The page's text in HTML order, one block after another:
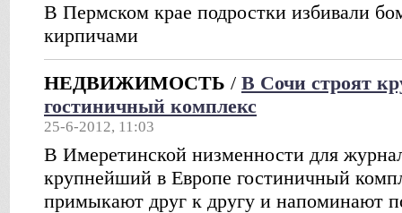
В Пермском крае подростки избивали
кирпичами
НЕДВИЖИМОСТЬ / В Сочи строят
гостиничный комплекс
25-6-2012, 11:03
В Имеретинской низменности для
крупнейший в Европе гостиничный
примыкают друг к другу и напоминают